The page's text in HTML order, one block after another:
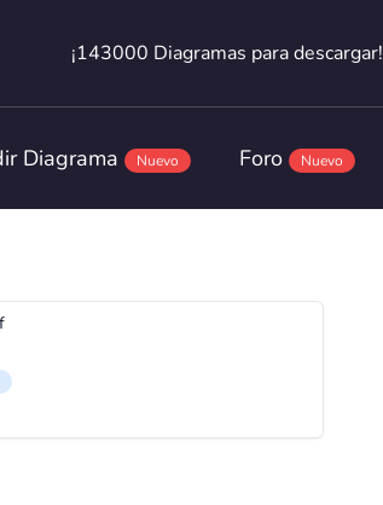
¡143000 Diagramas para descargar!
¡143000 Diagramas para descargar!
Diagrama Nuevo Foro Nuevo